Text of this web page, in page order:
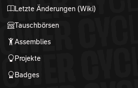
Letzte Änderungen (Wiki)
Tauschbörsen
Assemblies
Projekte
Badges